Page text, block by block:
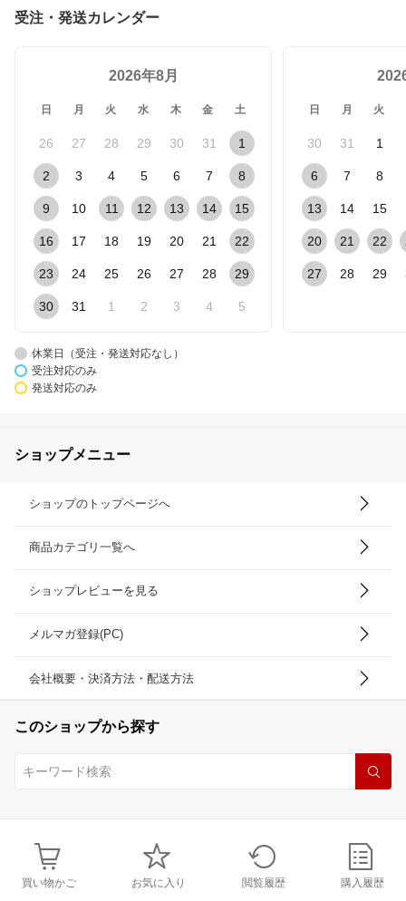
受注・発送カレンダー
2026年8月
日 月 火 水 木 金 土
26 27 28 29 30 31 1
2 3 4 5 6 7 8
9 10 11 12 13 14 15
16 17 18 19 20 21 22
23 24 25 26 27 28 29
30 31 1 2 3 4 5
日 月 火
30 31 1
6 7 8
13 14 15
20 21 22
27 28 29
休業日（受注・発送対応なし）
受注対応のみ
発送対応のみ
ショップメニュー
ショップのトップページへ
商品カテゴリ一覧へ
ショップレビューを見る
メルマガ登録(PC)
会社概要・決済方法・配送方法
このショップから探す
買い物かご お気に入り 閲覧履歴 購入履歴